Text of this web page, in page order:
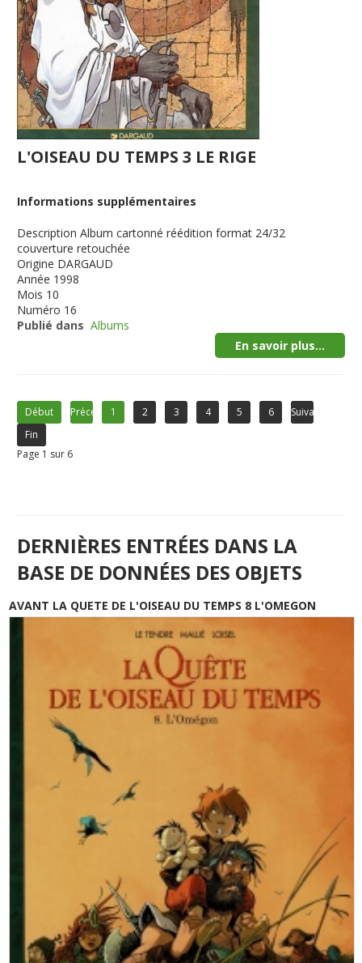
L'OISEAU DU TEMPS 3 LE RIGE
Informations supplémentaires
Description Album cartonné réédition format 24/32
couverture retouchée
Origine DARGAUD
Année 1998
Mois 10
Numéro 16
Publié dans Albums
En savoir plus...
Début Précédent1 2 3 4 5 6
Suivant
Fin
Page 1 sur 6
DERNIÈRES ENTRÉES DANS LA
BASE DE DONNÉES DES OBJETS
AVANT LA QUETE DE L'OISEAU DU TEMPS 8 L'OMEGON